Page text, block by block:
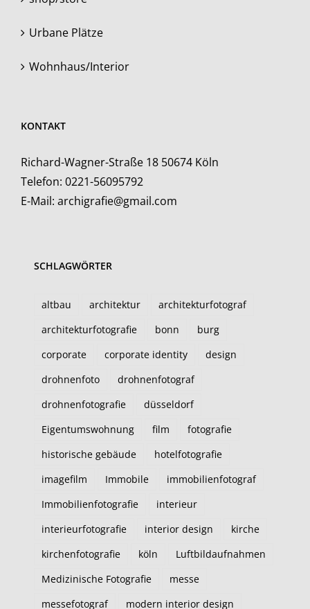
Urbane Plätze
Wohnhaus/Interior
KONTAKT
Richard-Wagner-Straße 18 50674 Köln
Telefon: 0221-56095792
E-Mail: archigrafie@gmail.com
SCHLAGWÖRTER
altbau architektur
architekturfotograf
architekturfotografie
bonn
burg
corporate
corporate identity
design
drohnenfoto
drohnenfotograf
drohnenfotografie
düsseldorf
Eigentumswohnung
film
fotografie
historische gebäude
hotelfotografie
imagefilm
Immobile
immobilienfotograf
Immobilienfotografie
interieur
interieurfotografie
interior design
kirche
kirchenfotografie
köln
Luftbildaufnahmen
Medizinische Fotografie
messe
messefotograf
modern interior design